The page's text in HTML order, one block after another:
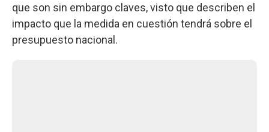
que son sin embargo claves, visto que describen el
impacto que la medida en cuestión tendrá sobre el
presupuesto nacional.